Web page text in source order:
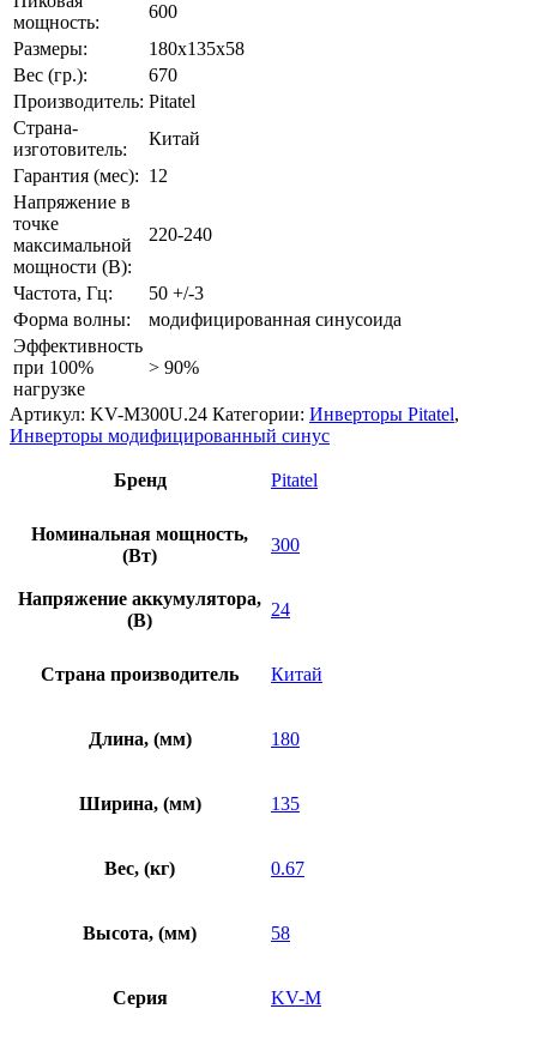
мощность:
600
Размеры:
180x135x58
Вес (гр.):
670
Производитель: Pitatel
Страна-
изготовитель:
Китай
Гарантия (мес): 12
Напряжение в
точке
максимальной
мощности (В):
220-240
Частота, Гц:
50 +/-3
Форма волны:
модифицированная синусоида
Эффективность
при 100%
нагрузке
> 90%
Артикул: KV-M300U.24 Категории: Инверторы Pitatel,
Инверторы модифицированный синус
Бренд Pitatel
Номинальная мощность,
(Вт)
300
Напряжение аккумулятора,
(В)
24
Страна производитель Китай
Длина, (мм) 180
Ширина, (мм) 135
Вес, (кг) 0.67
Высота, (мм) 58
Серия KV-M